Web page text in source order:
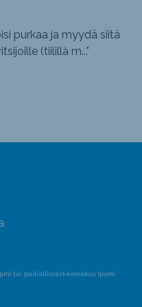
purkaa ja myydä siitä
(tiilillä m..."
tai paikallisverkkomaksu (pvm)